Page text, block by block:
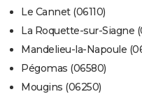
Le Cannet (06110)
La Roquette-sur-Siagne
Mandelieu-la-Napoule
Pégomas (06580)
Mougins (06250)